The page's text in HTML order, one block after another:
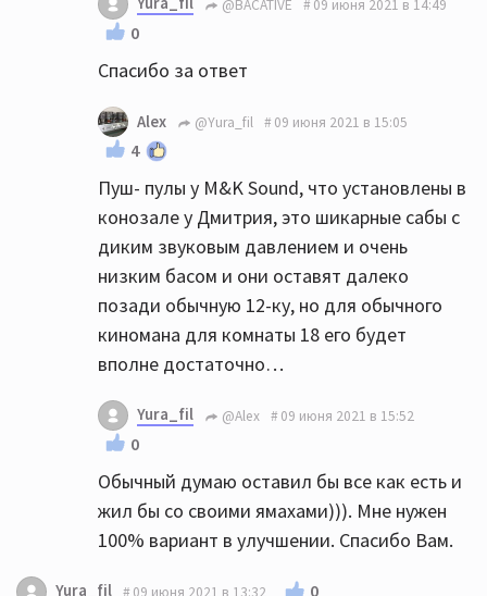
@BACATIVE 09 июня 2021 в 14:49
0
Спасибо за ответ
Alex @Yura_fil 09 июня 2021 в 15:05
4
Пуш- пулы у M&K Sound, что установлены в
конозале у Дмитрия, это шикарные сабы с
диким звуковым давлением и очень
низким басом и они оставят далеко
позади обычную 12-ку, но для обычного
киномана для комнаты 18 его будет
вполне достаточно…
Yura_fil @Alex 09 июня 2021 в 15:52
0
Обычный думаю оставил бы все как есть и
жил бы со своими ямахами))). Мне нужен
100% вариант в улучшении. Спасибо Вам.
Yura_fil 09 июня 2021 в 13:32 0